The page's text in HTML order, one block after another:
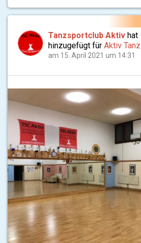
Tanzsportclub Aktiv hat
hinzugefügt für Aktiv
am 15. April 2021 um 14:31